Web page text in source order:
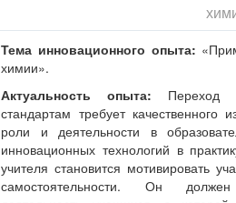
Тема инновационного опыта:
химии».
Актуальность опыта: Переход
стандартам требует качественного
роли и деятельности в
инновационных технологий в
учителя становится мотивировать
самостоятельности. Он должен